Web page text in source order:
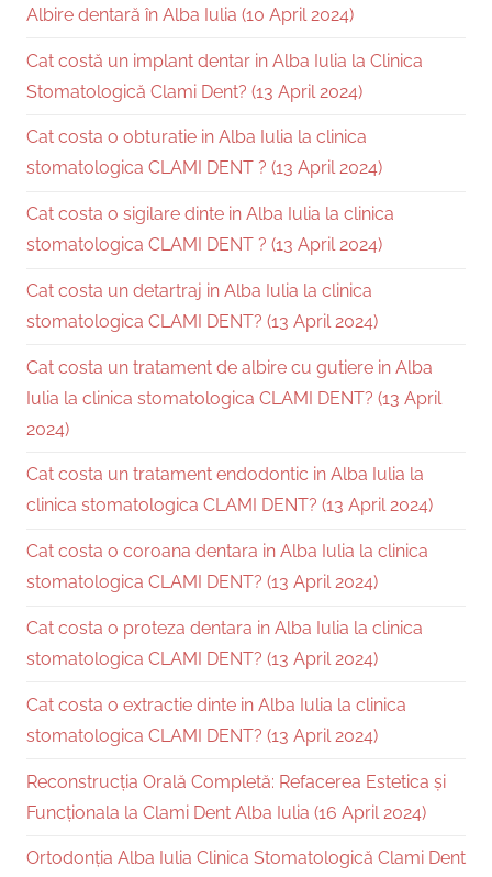
Albire dentară în Alba Iulia (10 April 2024)
Cat costă un implant dentar in Alba Iulia la Clinica
Stomatologică Clami Dent? (13 April 2024)
Cat costa o obturatie in Alba Iulia la clinica
stomatologica CLAMI DENT ? (13 April 2024)
Cat costa o sigilare dinte in Alba Iulia la clinica
stomatologica CLAMI DENT ? (13 April 2024)
Cat costa un detartraj in Alba Iulia la clinica
stomatologica CLAMI DENT? (13 April 2024)
Cat costa un tratament de albire cu gutiere in Alba
Iulia la clinica stomatologica CLAMI DENT? (13 April
2024)
Cat costa un tratament endodontic in Alba Iulia la
clinica stomatologica CLAMI DENT? (13 April 2024)
Cat costa o coroana dentara in Alba Iulia la clinica
stomatologica CLAMI DENT? (13 April 2024)
Cat costa o proteza dentara in Alba Iulia la clinica
stomatologica CLAMI DENT? (13 April 2024)
Cat costa o extractie dinte in Alba Iulia la clinica
stomatologica CLAMI DENT? (13 April 2024)
Reconstrucția Orală Completă: Refacerea Estetica și
Funcționala la Clami Dent Alba Iulia (16 April 2024)
Ortodonția Alba Iulia Clinica Stomatologică Clami Dent